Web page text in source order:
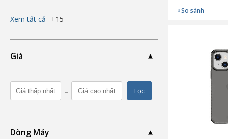
Xem tất cả +15
Giá
- Lọc
Dòng Máy
So sánh